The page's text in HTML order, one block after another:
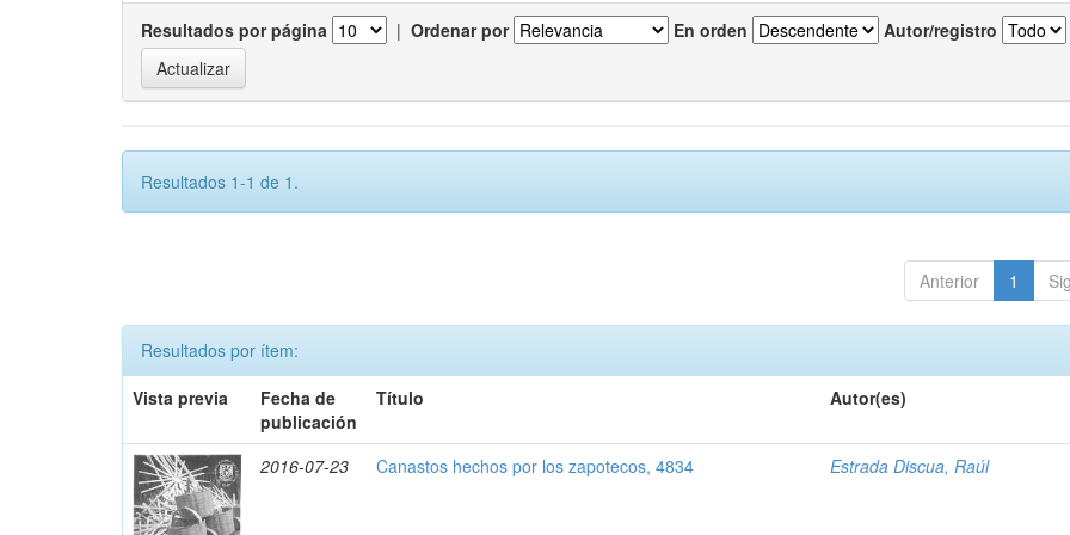
Resultados por página | Ordenar por En orden Autor/registro
Resultados 1-1 de 1.
Anterior 1
Resultados por ítem:
Vista previa
Fecha de
publicación
Título Autor(es)
2016-07-23 Canastos hechos por los zapotecos, 4834 Estrada Discua, Raúl